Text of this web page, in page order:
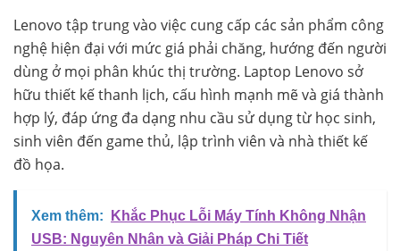
Lenovo tập trung vào việc cung cấp các sản phẩm công
nghệ hiện đại với mức giá phải chăng, hướng đến người
dùng ở mọi phân khúc thị trường. Laptop Lenovo sở
hữu thiết kế thanh lịch, cấu hình mạnh mẽ và giá thành
hợp lý, đáp ứng đa dạng nhu cầu sử dụng từ học sinh,
sinh viên đến game thủ, lập trình viên và nhà thiết kế
đồ họa.
Xem thêm:
Khắc Phục Lỗi Máy Tính Không Nhận
USB: Nguyên Nhân và Giải Pháp Chi Tiết